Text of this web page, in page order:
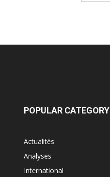
POPULAR CATEGORY
Actualités
Analyses
International